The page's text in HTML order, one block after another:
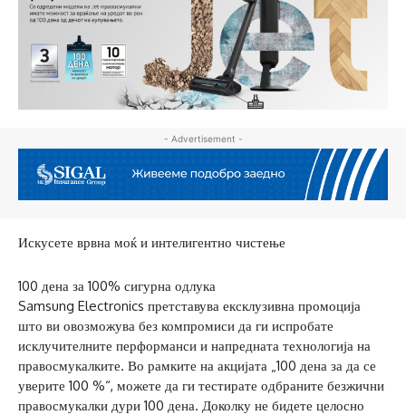
- Advertisement -
Искусете врвна моќ и интелигентно чистење
100 дена за 100% сигурна одлука
Samsung Electronics претставува ексклузивна промоција
што ви овозможува без компромиси да ги испробате
исклучителните перформанси и напредната технологија на
правосмукалките. Во рамките на акцијата „100 дена за да се
уверите 100 %“, можете да ги тестирате одбраните безжични
правосмукалки дури 100 дена. Доколку не бидете целосно